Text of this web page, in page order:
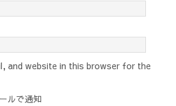
and website in this browser for the
ルで通知